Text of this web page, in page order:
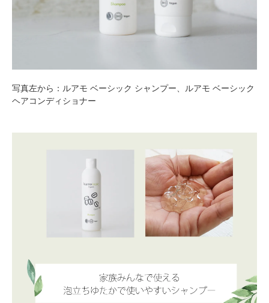
写真左から： ルアモ ベーシック シャンプー、 ルアモ ベーシック
ヘアコンディショナー